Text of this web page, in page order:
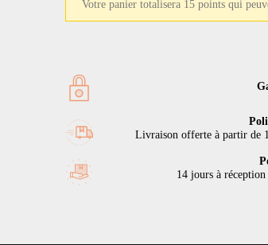
Votre panier totalisera 15 points qui
Livraison offerte à partir de
14 jours à